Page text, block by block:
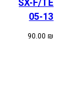
SX-F/TE
05-13
90.00₪